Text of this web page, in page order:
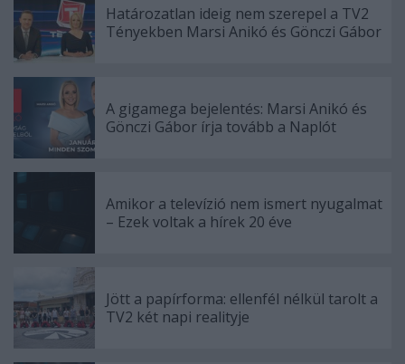
Határozatlan ideig nem szerepel a TV2
Tényekben Marsi Anikó és Gönczi Gábor
A gigamega bejelentés: Marsi Anikó és
Gönczi Gábor írja tovább a Naplót
Amikor a televízió nem ismert nyugalmat
– Ezek voltak a hírek 20 éve
Jött a papírforma: ellenfél nélkül tarolt a
TV2 két napi realityje